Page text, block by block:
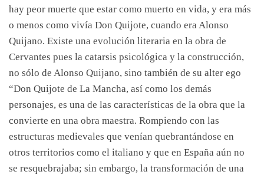
hay peor muerte que estar como muerto en vida, y era más
o menos como vivía Don Quijote, cuando era Alonso
Quijano. Existe una evolución literaria en la obra de
Cervantes pues la catarsis psicológica y la construcción,
no sólo de Alonso Quijano, sino también de su alter ego
“Don Quijote de La Mancha, así como los demás
personajes, es una de las características de la obra que la
convierte en una obra maestra. Rompiendo con las
estructuras medievales que venían quebrantándose en
otros territorios como el italiano y que en España aún no
se resquebrajaba; sin embargo, la transformación de una